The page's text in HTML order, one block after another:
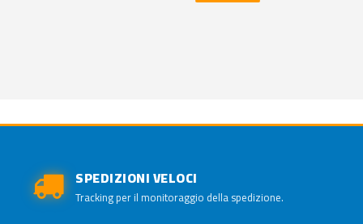
SPEDIZIONI VELOCI
Tracking per il monitoraggio della spedizione.